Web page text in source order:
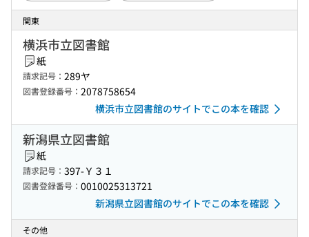
関東
横浜市立図書館
紙
請求記号： 289ヤ
図書登録番号： 2078758654
横浜市立図書館のサイトでこの本を確認
新潟県立図書館
紙
請求記号： 397-Ｙ３１
図書登録番号： 0010025313721
新潟県立図書館のサイトでこの本を確認
その他